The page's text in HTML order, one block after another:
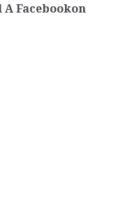
Facebookon